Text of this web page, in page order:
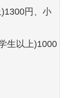
)1300円、小
生以上)1000